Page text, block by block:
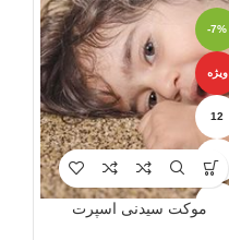
-7%
ویژه
12
6
موکت سیدنی اسپرت